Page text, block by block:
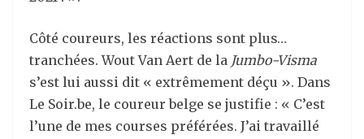
Côté coureurs, les réactions sont plus…
tranchées. Wout Van Aert de la Jumbo-Visma
s’est lui aussi dit « extrêmement déçu ». Dans
Le Soir.be, le coureur belge se justifie : « C’est
l’une de mes courses préférées. J’ai travaillé